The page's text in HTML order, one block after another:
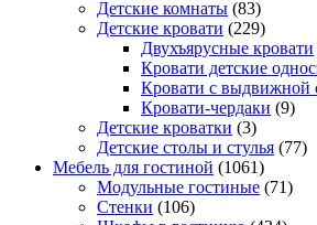
Детские комнаты (83)
Детские кровати (229)
Двухъярусные кровати
Кровати детские
Кровати с выдвижной
Кровати-чердаки (9)
Детские кроватки (3)
Детские столы и стулья (77)
Мебель для гостиной (1061)
Модульные гостиные (71)
Стенки (106)